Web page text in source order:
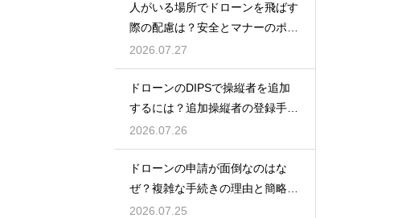
人がいる場所でドローンを飛ばす
際の配慮は？安全とマナーのポイ
ント
2026.07.27
ドローンのDIPSで操縦者を追加
するには？追加操縦者の登録手順
を解説
2026.07.26
ドローンの申請が面倒なのはな
ぜ？複雑な手続きの理由と簡略化
の動向
2026.07.25